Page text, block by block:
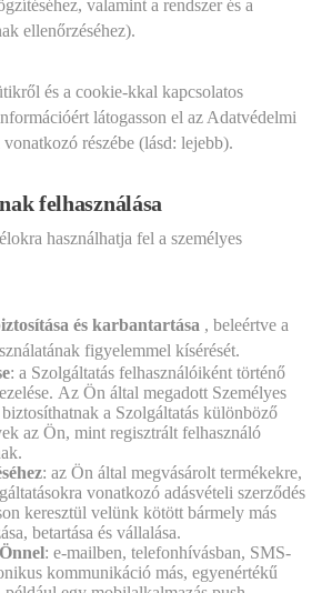
valamint a rendszer és a
ellenőrzéséhez).
és a cookie-kkal kapcsolatos
látogasson el az Adatvédelmi
részébe (lásd: lejebb).
felhasználása
használhatja fel a személyes
és karbantartása , beleértve a
figyelemmel kísérését.
: a Szolgáltatás felhasználóiként történő
Az Ön által megadott Személyes
a Szolgáltatás különböző
az Ön, mint regisztrált felhasználó
: az Ön által megvásárolt termékekre,
vonatkozó adásvételi szerződés
keresztül velünk kötött bármely más
betartása és vállalása.
: e-mailben, telefonhívásban, SMS-
kommunikáció más, egyenértékű